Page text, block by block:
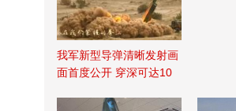
我军新型导弹清晰发射画
面首度公开 穿深可达10